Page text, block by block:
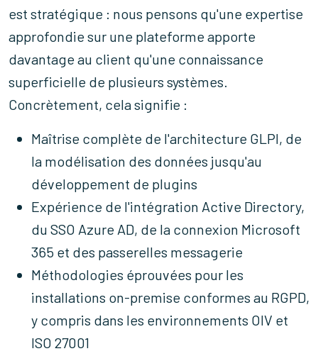
est stratégique : nous pensons qu'une expertise
approfondie sur une plateforme apporte
davantage au client qu'une connaissance
superficielle de plusieurs systèmes.
Concrètement, cela signifie :
Maîtrise complète de l'architecture GLPI, de
la modélisation des données jusqu'au
développement de plugins
Expérience de l'intégration Active Directory,
du SSO Azure AD, de la connexion Microsoft
365 et des passerelles messagerie
Méthodologies éprouvées pour les
installations on-premise conformes au RGPD,
y compris dans les environnements OIV et
ISO 27001